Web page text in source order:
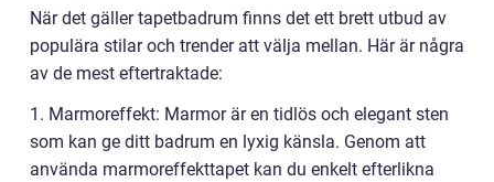
När det gäller tapetbadrum finns det ett brett utbud av
populära stilar och trender att välja mellan. Här är några
av de mest eftertraktade:
1. Marmoreffekt: Marmor är en tidlös och elegant sten
som kan ge ditt badrum en lyxig känsla. Genom att
använda marmoreffekttapet kan du enkelt efterlikna